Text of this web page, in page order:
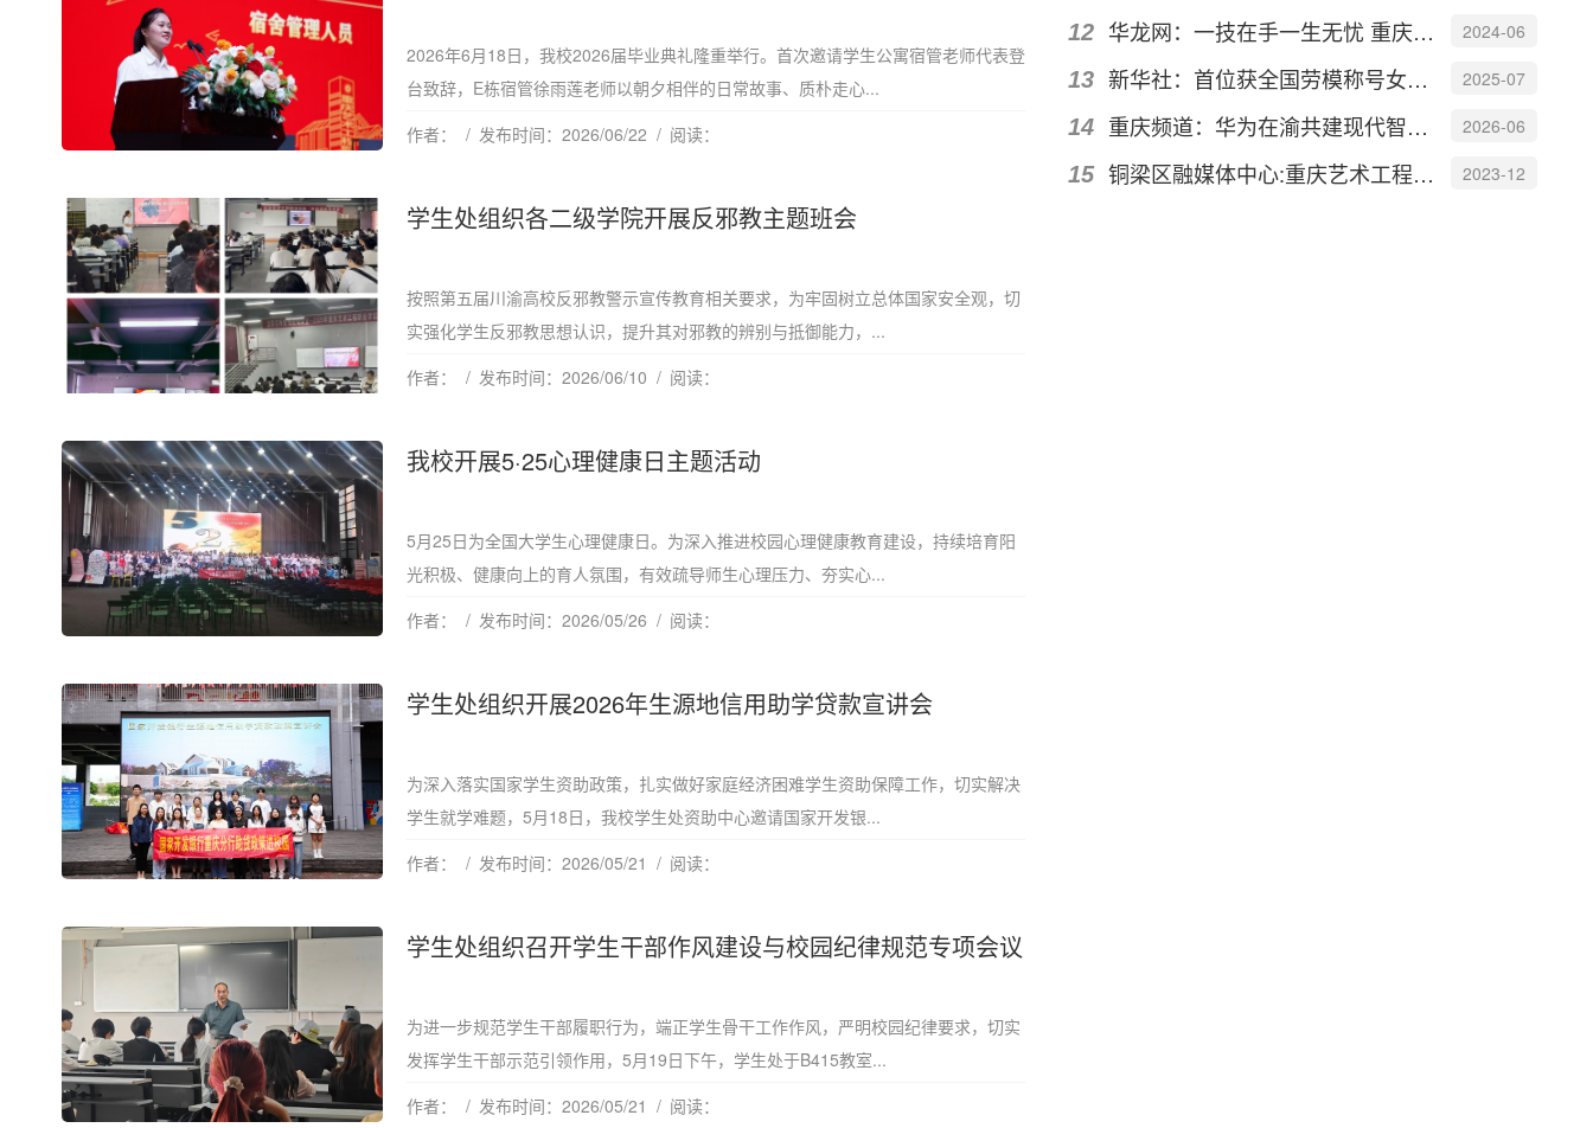
2026年6月18日，我校2026届毕业典礼隆重举行。首次邀请学生公寓宿管老师代表登
台致辞，E栋宿管徐雨莲老师以朝夕相伴的日常故事、质朴走心...
作者：
发布时间：2026/06/22 阅读：
学生处组织各二级学院开展反邪教主题班会
按照第五届川渝高校反邪教警示宣传教育相关要求，为牢固树立总体国家安全观，切
实强化学生反邪教思想认识，提升其对邪教的辨别与抵御能力，...
作者：
发布时间：2026/06/10 阅读：
我校开展5·25心理健康日主题活动
5月25日为全国大学生心理健康日。为深入推进校园心理健康教育建设，持续培育阳
光积极、健康向上的育人氛围，有效疏导师生心理压力、夯实心...
作者：
发布时间：2026/05/26 阅读：
学生处组织开展2026年生源地信用助学贷款宣讲会
为深入落实国家学生资助政策，扎实做好家庭经济困难学生资助保障工作，切实解决
学生就学难题，5月18日，我校学生处资助中心邀请国家开发银...
作者：
发布时间：2026/05/21 阅读：
学生处组织召开学生干部作风建设与校园纪律规范专项会议
为进一步规范学生干部履职行为，端正学生骨干工作作风，严明校园纪律要求，切实
发挥学生干部示范引领作用，5月19日下午，学生处于B415教室...
作者：
发布时间：2026/05/21 阅读：
华龙网：一技在手一生无忧 重庆艺术工程职业学院艺术教育学院职业教育活动月落幕 2024-06
新华社：首位获全国劳模称号女外卖员 “95后”姑娘廖泽萌的“飞驰人生 2025-07
重庆频道：华为在渝共建现代智能产业学院 聚焦“AI+艺术”人才培养 2026-06
铜梁区融媒体中心:重庆艺术工程职院艺术设计学院党支部与广西两所高校开展线上交流暨... 2023-12